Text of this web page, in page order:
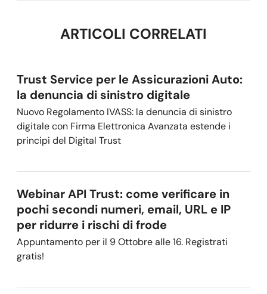
ARTICOLI CORRELATI
Trust Service per le Assicurazioni Auto:
la denuncia di sinistro digitale
Nuovo Regolamento IVASS: la denuncia di sinistro
digitale con Firma Elettronica Avanzata estende i
principi del Digital Trust
Webinar API Trust: come verificare in
pochi secondi numeri, email, URL e IP
per ridurre i rischi di frode
Appuntamento per il 9 Ottobre alle 16. Registrati
gratis!